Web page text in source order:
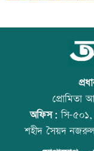
প্রোমিতা
অফিস:সি-৫০১,
শহীদ সৈয়দ